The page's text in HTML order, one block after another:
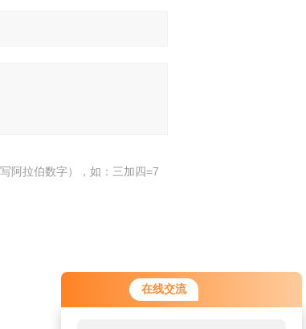
在线交流
阿拉伯数字），如：三加四=7